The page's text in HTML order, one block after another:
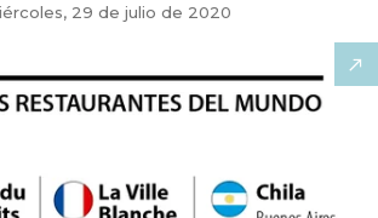
29 de julio de 2020